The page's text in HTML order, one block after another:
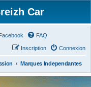
Car
FAQ
Connexion
Inscription
Marques Independantes